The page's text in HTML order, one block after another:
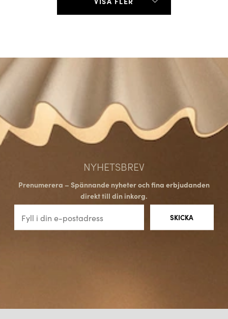
NYHETSBREV
Prenumerera – Spännande nyheter och fina erbjudanden
direkt till din inkorg.